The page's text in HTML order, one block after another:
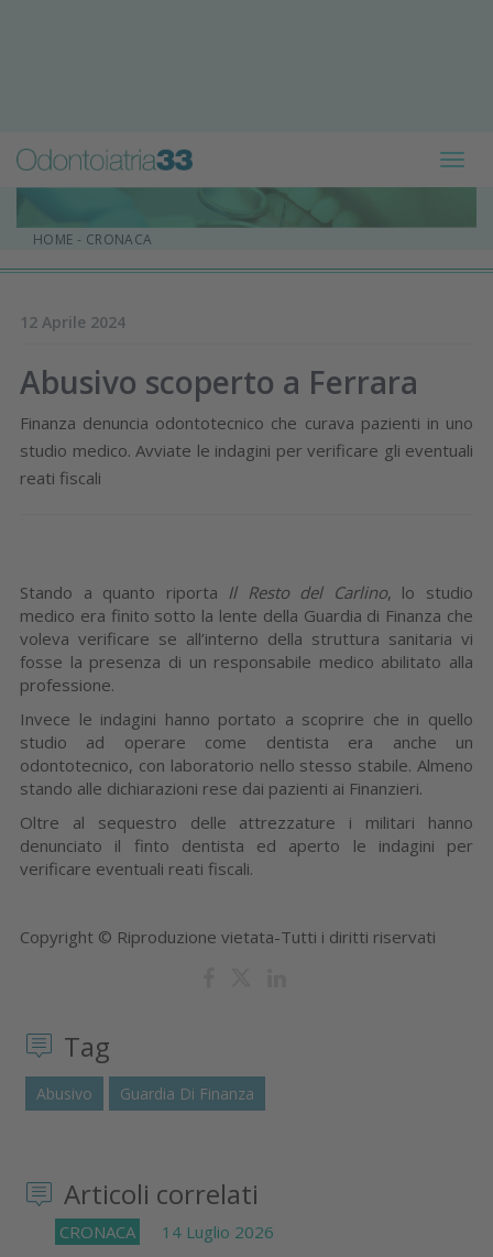
HOME - CRONACA
12 Aprile 2024
Abusivo scoperto a Ferrara
Finanza denuncia odontotecnico che curava pazienti in uno
studio medico. Avviate le indagini per verificare gli eventuali
reati fiscali
Stando a quanto riporta Il Resto del Carlino, lo studio
medico era finito sotto la lente della Guardia di Finanza che
voleva verificare se all’interno della struttura sanitaria vi
fosse la presenza di un responsabile medico abilitato alla
professione.
Invece le indagini hanno portato a scoprire che in quello
studio ad operare come dentista era anche un
odontotecnico, con laboratorio nello stesso stabile. Almeno
stando alle dichiarazioni rese dai pazienti ai Finanzieri.
Oltre al sequestro delle attrezzature i militari hanno
denunciato il finto dentista ed aperto le indagini per
verificare eventuali reati fiscali.
Copyright © Riproduzione vietata-Tutti i diritti riservati
Tag
Abusivo Guardia Di Finanza
Articoli correlati
CRONACA 14 Luglio 2026